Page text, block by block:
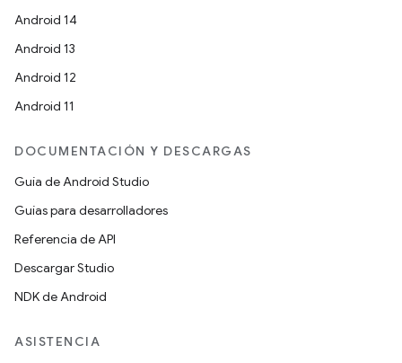
Android 14
Android 13
Android 12
Android 11
DOCUMENTACIÓN Y DESCARGAS
Guía de Android Studio
Guías para desarrolladores
Referencia de API
Descargar Studio
NDK de Android
ASISTENCIA